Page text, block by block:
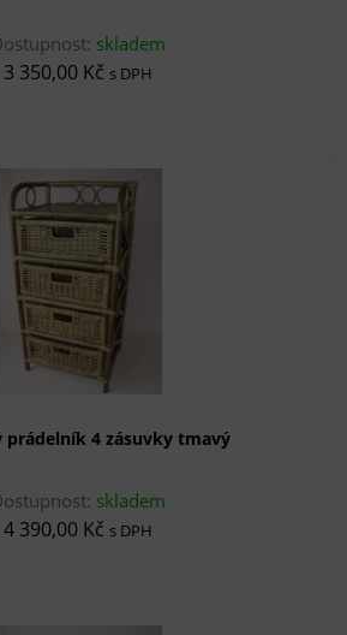
skladem
3 350,00 Kč s DPH
prádelník 4 zásuvky tmavý
skladem
4 390,00 Kč s DPH